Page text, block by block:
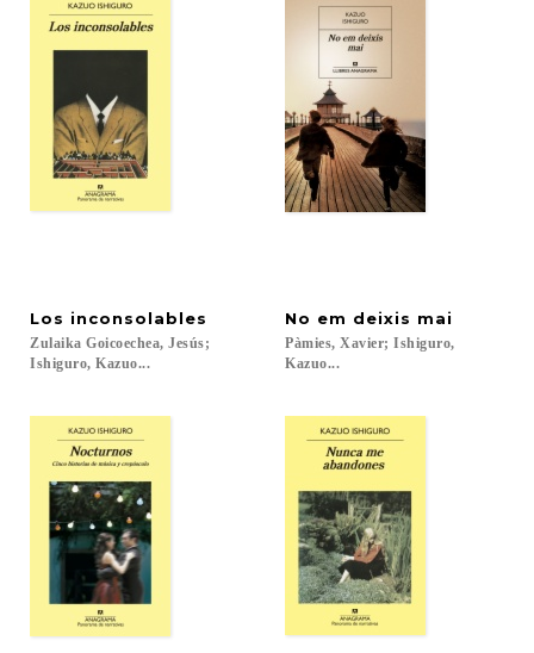
Los inconsolables
Zulaika Goicoechea, Jesús;
Ishiguro, Kazuo...
No em deixis mai
Pàmies, Xavier; Ishiguro,
Kazuo...